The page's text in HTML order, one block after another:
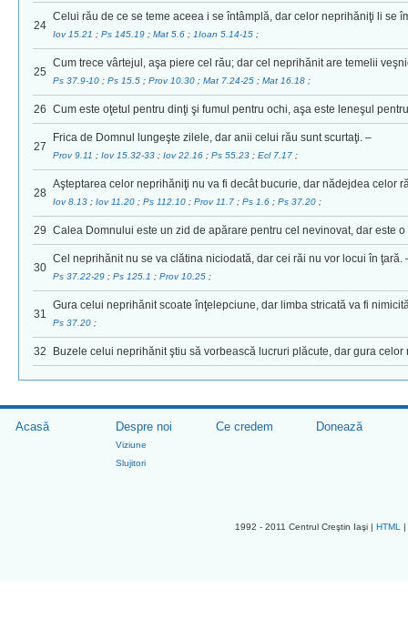
24
Celui rău de ce se teme aceea i se întâmplă, dar celor neprihăniţi li se
Iov 15.21 ; Ps 145.19 ; Mat 5.6 ; 1Ioan 5.14-15 ;
25
Cum trece vârtejul, aşa piere cel rău; dar cel neprihănit are temelii
Ps 37.9-10 ; Ps 15.5 ; Prov 10.30 ; Mat 7.24-25 ; Mat 16.18 ;
26 Cum este oţetul pentru dinţi şi fumul pentru ochi, aşa este leneşul
27
Frica de Domnul lungeşte zilele, dar anii celui rău sunt scurtaţi. –
Prov 9.11 ; Iov 15.32-33 ; Iov 22.16 ; Ps 55.23 ; Ecl 7.17 ;
28
Aşteptarea celor neprihăniţi nu va fi decât bucurie, dar nădejdea celor
Iov 8.13 ; Iov 11.20 ; Ps 112.10 ; Prov 11.7 ; Ps 1.6 ; Ps 37.20 ;
29 Calea Domnului este un zid de apărare pentru cel nevinovat, dar este
30
Cel neprihănit nu se va clătina niciodată, dar cei răi nu vor locui în ţară.
Ps 37.22-29 ; Ps 125.1 ; Prov 10.25 ;
31
Gura celui neprihănit scoate înţelepciune, dar limba stricată va fi
Ps 37.20 ;
32 Buzele celui neprihănit ştiu să vorbească lucruri plăcute, dar gura celor
Acasă Despre noi
Viziune
Slujitori
Ce credem Donează
1992 - 2011 Centrul Creştin Iaşi |HTML